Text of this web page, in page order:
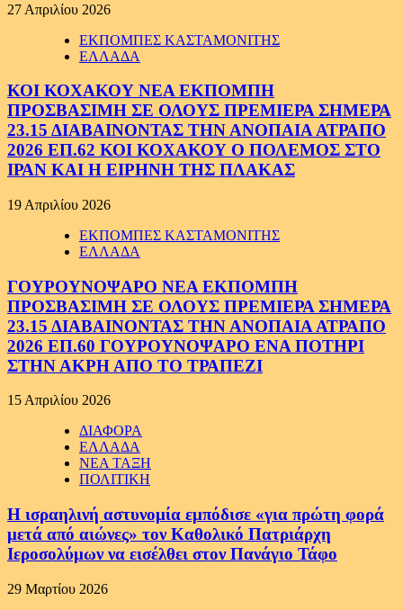
27 Απριλίου 2026
ΕΚΠΟΜΠΕΣ ΚΑΣΤΑΜΟΝΙΤΗΣ
ΕΛΛΑΔΑ
ΚΟΙ ΚΟΧΑΚΟΥ ΝΕΑ ΕΚΠΟΜΠΗ
ΠΡΟΣΒΑΣΙΜΗ ΣΕ ΟΛΟΥΣ ΠΡΕΜΙΕΡΑ ΣΗΜΕΡΑ
23.15 ΔΙΑΒΑΙΝΟΝΤΑΣ ΤΗΝ ΑΝΟΠΑΙΑ ΑΤΡΑΠΟ
2026 ΕΠ.62 ΚΟΙ ΚΟΧΑΚΟΥ Ο ΠΟΛΕΜΟΣ ΣΤΟ
ΙΡΑΝ ΚΑΙ Η ΕΙΡΗΝΗ ΤΗΣ ΠΛΑΚΑΣ
19 Απριλίου 2026
ΕΚΠΟΜΠΕΣ ΚΑΣΤΑΜΟΝΙΤΗΣ
ΕΛΛΑΔΑ
ΓΟΥΡΟΥΝΟΨΑΡΟ ΝΕΑ ΕΚΠΟΜΠΗ
ΠΡΟΣΒΑΣΙΜΗ ΣΕ ΟΛΟΥΣ ΠΡΕΜΙΕΡΑ ΣΗΜΕΡΑ
23.15 ΔΙΑΒΑΙΝΟΝΤΑΣ ΤΗΝ ΑΝΟΠΑΙΑ ΑΤΡΑΠΟ
2026 ΕΠ.60 ΓΟΥΡΟΥΝΟΨΑΡΟ ΕΝΑ ΠΟΤΗΡΙ
ΣΤΗΝ ΑΚΡΗ ΑΠΟ ΤΟ ΤΡΑΠΕΖΙ
15 Απριλίου 2026
ΔΙΑΦΟΡΑ
ΕΛΛΑΔΑ
ΝΕΑ ΤΑΞΗ
ΠΟΛΙΤΙΚΗ
Η ισραηλινή αστυνομία εμπόδισε «για πρώτη φορά
μετά από αιώνες» τον Καθολικό Πατριάρχη
Ιεροσολύμων να εισέλθει στον Πανάγιο Τάφο
29 Μαρτίου 2026